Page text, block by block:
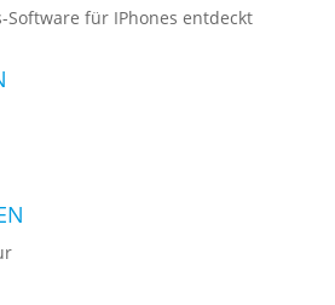
Software für IPhones entdeckt